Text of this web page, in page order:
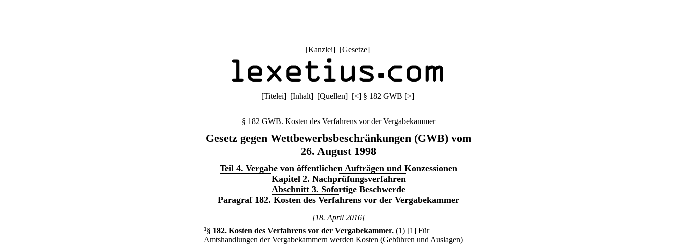
[Kanzlei] [Gesetze]
[Titelei] [Inhalt] [Quellen] [<] § 182 GWB [>]
§ 182 GWB. Kosten des Verfahrens vor der Vergabekammer
Gesetz gegen Wettbewerbsbeschränkungen (GWB) vom
26. August 1998
Teil 4. Vergabe von öffentlichen Aufträgen und Konzessionen
Kapitel 2. Nachprüfungsverfahren
Abschnitt 3. Sofortige Beschwerde
Paragraf 182. Kosten des Verfahrens vor der Vergabekammer
[18. April 2016]
1 § 182. Kosten des Verfahrens vor der Vergabekammer. (1) [1] Für
Amtshandlungen der Vergabekammern werden Kosten (Gebühren und Auslagen)